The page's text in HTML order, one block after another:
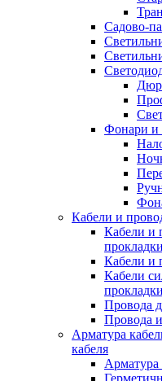
Садово-
Фонари и
Кабели и
Кабели и
прокладки
Кабели и
Кабели
прокладки
Провода
Провода
Арматура
кабеля